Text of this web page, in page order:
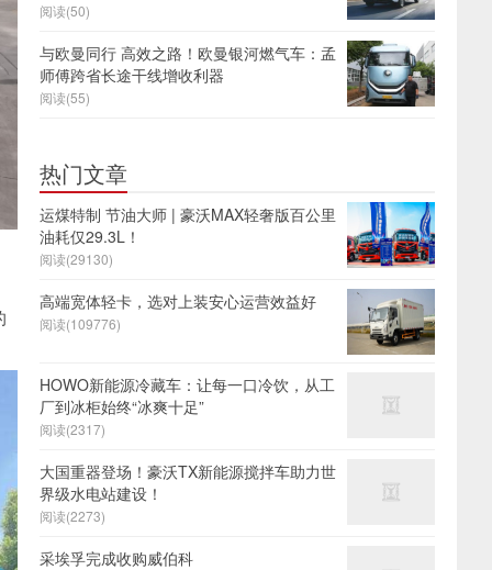
阅读(50)
与欧曼同行 高效之路！欧曼银河燃气车：孟
师傅跨省长途干线增收利器
阅读(55)
热门文章
运煤特制 节油大师 | 豪沃MAX轻奢版百公里
油耗仅29.3L！
阅读(29130)
高端宽体轻卡，选对上装安心运营效益好
阅读(109776)
HOWO新能源冷藏车：让每一口冷饮，从工
厂到冰柜始终“冰爽十足”
阅读(2317)
大国重器登场！豪沃TX新能源搅拌车助力世
界级水电站建设！
阅读(2273)
采埃孚完成收购威伯科